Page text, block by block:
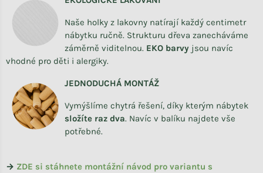
Naše holky z lakovny natírají každý centimetr
nábytku ručně. Strukturu dřeva zanecháváme
záměrně viditelnou. EKO barvy jsou navíc
vhodné pro děti i alergiky.
JEDNODUCHÁ MONTÁŽ
Vymýšlíme chytrá řešení, díky kterým nábytek
složíte raz dva. Navíc v balíku najdete vše
potřebné.
→ ZDE si stáhnete montážní návod pro variantu s